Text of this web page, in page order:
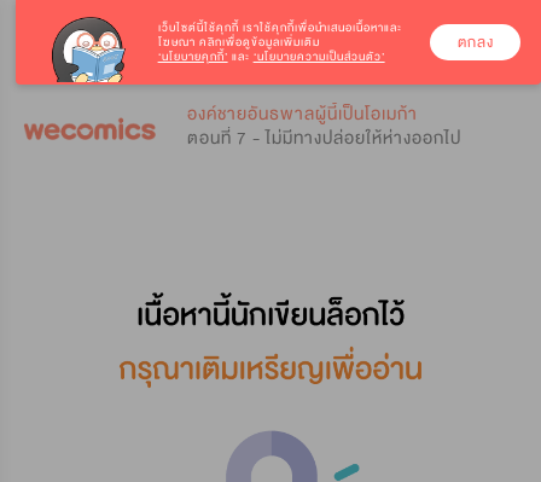
องค์ชายอันธพาลผู้นี้เป็นโอเมก้า
ตอนที่ 7 - ไม่มีทางปล่อยให้ห่างออกไป
เว็บไซต์นี้ใช้คุกกี้ เราใช้คุกกี้เพื่อนำเสนอเนื้อหาและ
โฆษณา คลิกเพื่อดูข้อมูลเพิ่มเติม
‘นโยบายคุกกี้’ และ ‘นโยบายความเป็นส่วนตัว’
ตกลง